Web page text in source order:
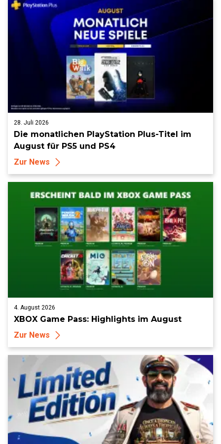
28. Juli 2026
Die monatlichen PlayStation Plus-Titel im
August für PS5 und PS4
Zur News
4. August 2026
XBOX Game Pass: Highlights im August
Zur News